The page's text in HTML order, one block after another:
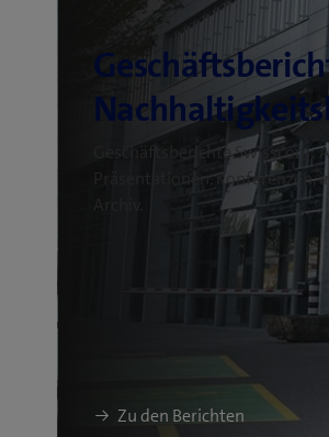
Geschäftsberichte Swisscom:
Präsentationen,